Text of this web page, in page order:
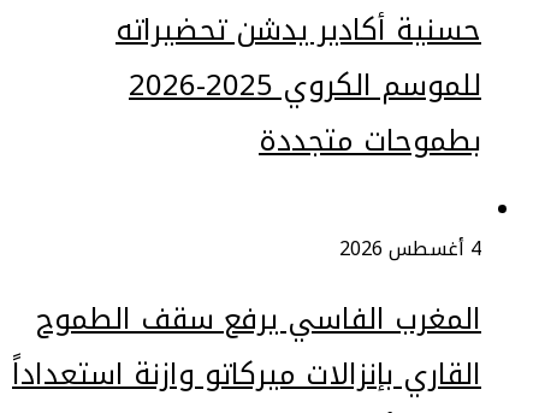
حسنية أكادير يدشن تحضيراته
للموسم الكروي 2025-2026
بطموحات متجددة
4 أغسطس 2026
المغرب الفاسي يرفع سقف الطموح
القاري بإنزالات ميركاتو وازنة استعداداً